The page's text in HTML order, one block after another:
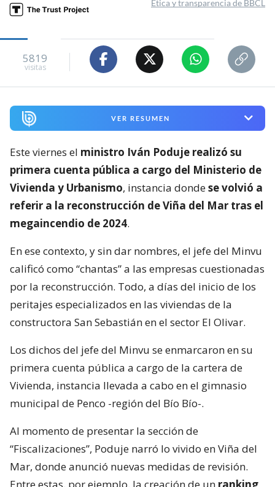
Ética y transparencia de BBCL
5819
visitas
VER RESUMEN
Este viernes el ministro Iván Poduje realizó su
primera cuenta pública a cargo del Ministerio de
Vivienda y Urbanismo, instancia dondese volvió a
referir a la reconstrucción de Viña del Mar tras el
megaincendio de 2024.
En ese contexto, y sin dar nombres, el jefe del Minvu
calificó como “chantas” a las empresas cuestionadas
por la reconstrucción. Todo, a días del inicio de los
peritajes especializados en las viviendas de la
constructora San Sebastián en el sector El Olivar.
Los dichos del jefe del Minvu se enmarcaron en su
primera cuenta pública a cargo de la cartera de
Vivienda, instancia llevada a cabo en el gimnasio
municipal de Penco -región del Bío Bío-.
Al momento de presentar la sección de
“Fiscalizaciones”, Poduje narró lo vivido en Viña del
Mar, donde anunció nuevas medidas de revisión.
Entre estas, por ejemplo, la creación de un ranking